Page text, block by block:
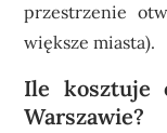
przestrzenie
większe miasta).
Ile kosztuje
Warszawie?